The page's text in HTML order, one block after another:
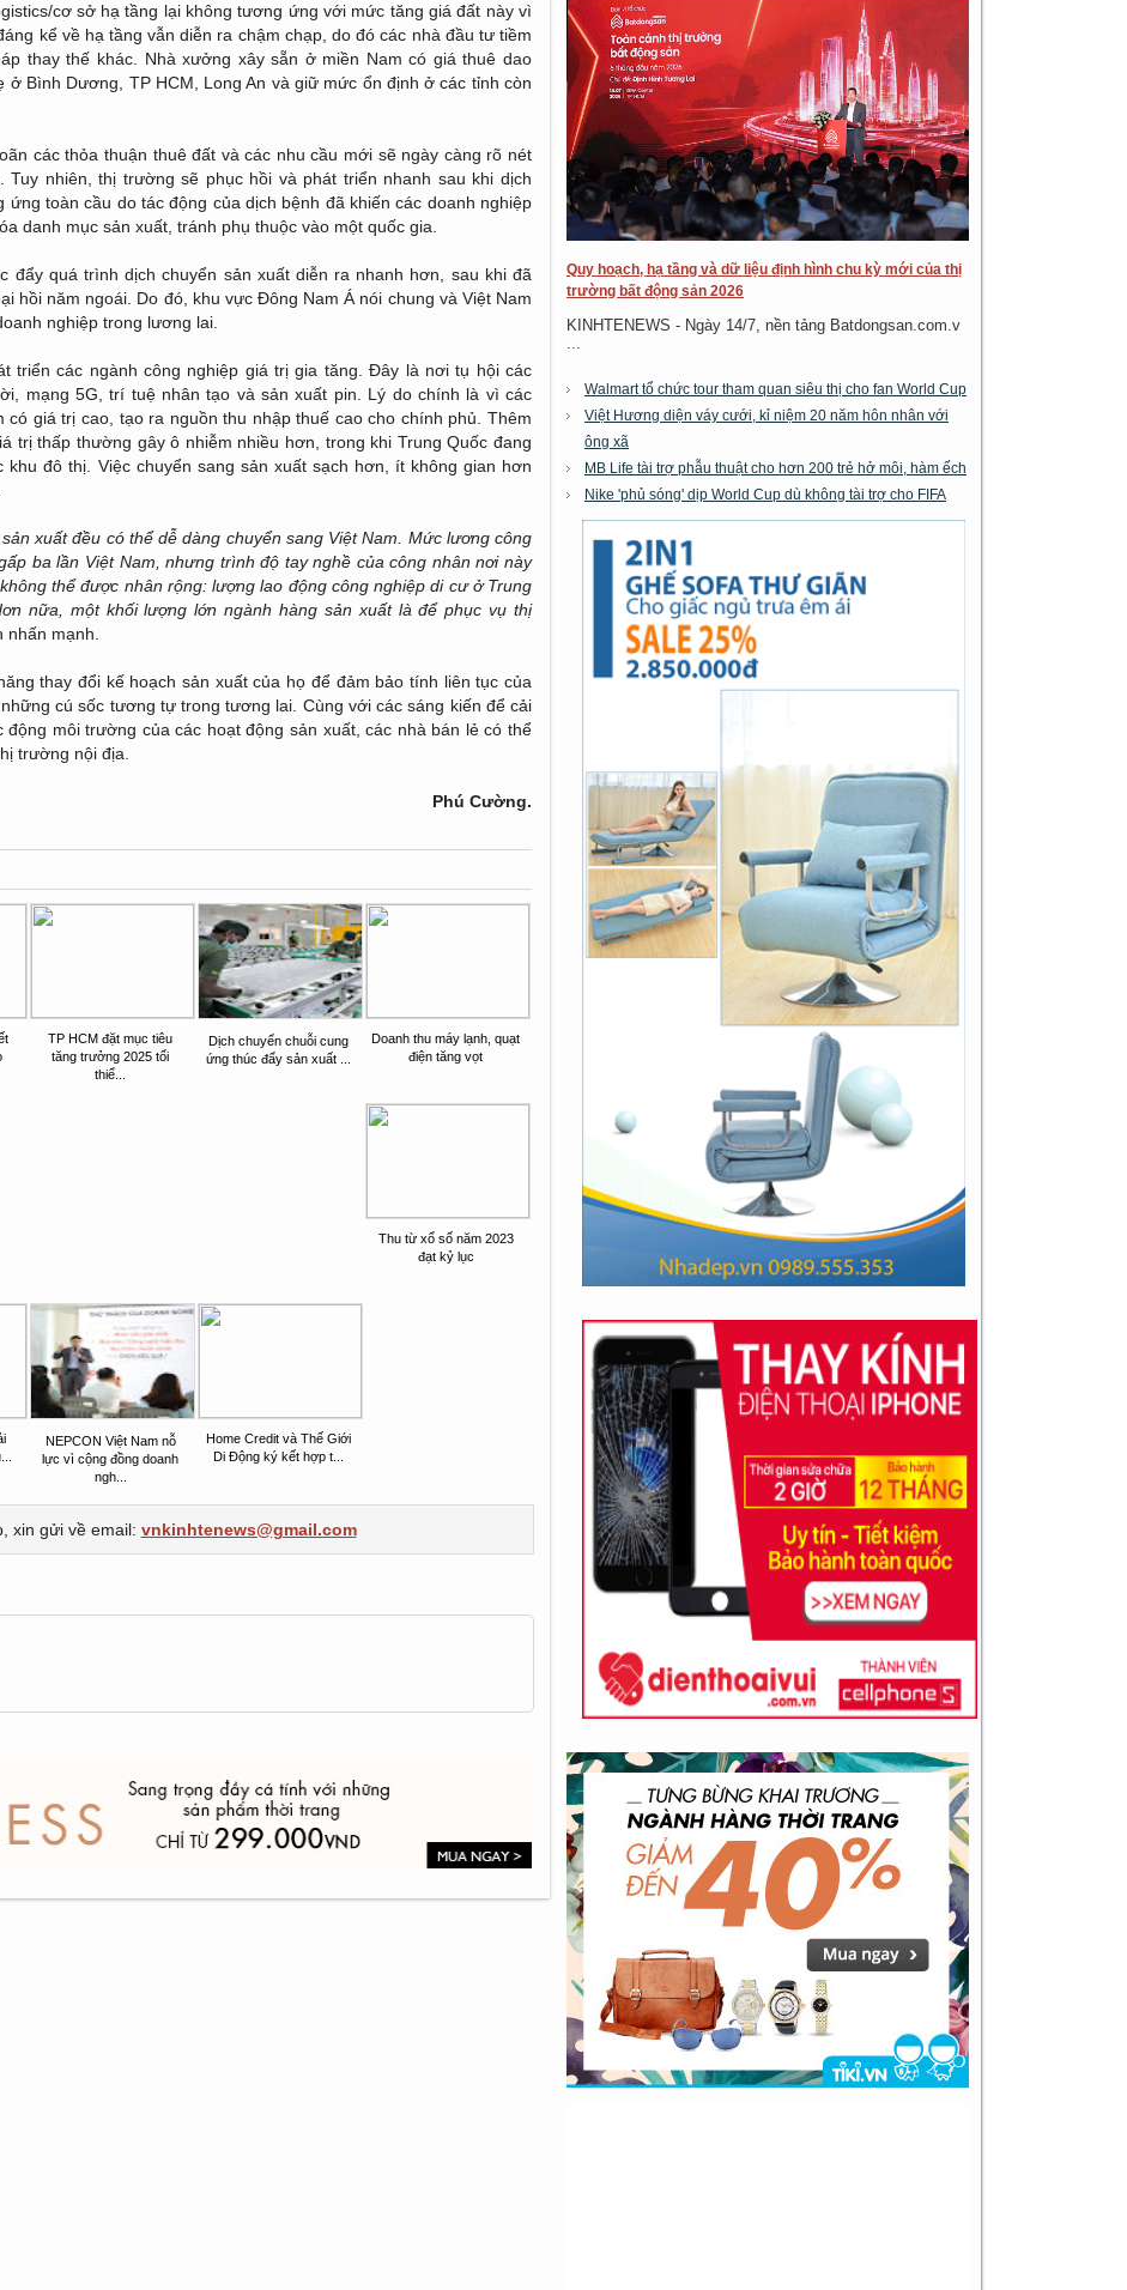
cơ sở hạ tầng lại không tương ứng với mức tăng giá đất này vì
kể về hạ tầng vẫn diễn ra chậm chạp, do đó các nhà đầu tư tiềm
thay thế khác. Nhà xưởng xây sẵn ở miền Nam có giá thuê dao
ở Bình Dương, TP HCM, Long An và giữ mức ổn định ở các tỉnh còn
các thỏa thuận thuê đất và các nhu cầu mới sẽ ngày càng rõ nét
nhiên, thị trường sẽ phục hồi và phát triển nhanh sau khi dịch
toàn cầu do tác động của dịch bệnh đã khiến các doanh nghiệp
danh mục sản xuất, tránh phụ thuộc vào một quốc gia.
đẩy quá trình dịch chuyển sản xuất diễn ra nhanh hơn, sau khi đã
hồi năm ngoái. Do đó, khu vực Đông Nam Á nói chung và Việt Nam
nghiệp trong lương lai.
triển các ngành công nghiệp giá trị gia tăng. Đây là nơi tụ hội các
mạng 5G, trí tuệ nhân tạo và sản xuất pin. Lý do chính là vì các
giá trị cao, tạo ra nguồn thu nhập thuế cao cho chính phủ. Thêm
trị thấp thường gây ô nhiễm nhiều hơn, trong khi Trung Quốc đang
đô thị. Việc chuyển sang sản xuất sạch hơn, ít không gian hơn
xuất đều có thể dễ dàng chuyển sang Việt Nam. Mức lương công
ba lần Việt Nam, nhưng trình độ tay nghề của công nhân nơi này
thể được nhân rộng: lượng lao động công nghiệp di cư ở Trung
nữa, một khối lượng lớn ngành hàng sản xuất là để phục vụ thị
nhấn mạnh.
thay đổi kế hoạch sản xuất của họ để đảm bảo tính liên tục của
cú sốc tương tự trong tương lai. Cùng với các sáng kiến ​​để cải
môi trường của các hoạt động sản xuất, các nhà bán lẻ có thể
trường nội địa.
Phú Cường.
TP HCM đặt mục tiêu
tăng trưởng 2025 tối
thiể...
Dịch chuyển chuỗi cung
ứng thúc đẩy sản xuất ...
Doanh thu máy lạnh, quạt
điện tăng vọt
Thu từ xổ số năm 2023
đạt kỷ lục
NEPCON Việt Nam nỗ
lực vì cộng đồng doanh
ngh...
Home Credit và Thế Giới
Di Động ký kết hợp t...
xin gửi về email: vnkinhtenews@gmail.com
Quy hoạch, hạ tầng và dữ liệu định hình chu kỳ mới của thị
trường bất động sản 2026
KINHTENEWS - Ngày 14/7, nền tảng Batdongsan.com.v
Walmart tổ chức tour tham quan siêu thị cho fan World Cup
Việt Hương diện váy cưới, kỉ niệm 20 năm hôn nhân với
ông xã
MB Life tài trợ phẫu thuật cho hơn 200 trẻ hở môi, hàm ếch
Nike 'phủ sóng' dịp World Cup dù không tài trợ cho FIFA